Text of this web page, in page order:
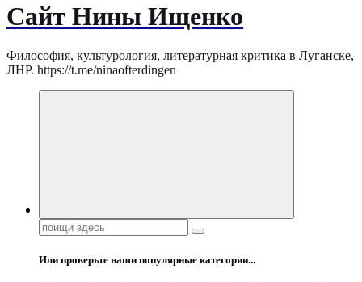
Сайт Нины Ищенко
Философия, культурология, литературная критика в Луганске,
ЛНР. https://t.me/ninaofterdingen
Поиск:
Или проверьте наши популярные категории...